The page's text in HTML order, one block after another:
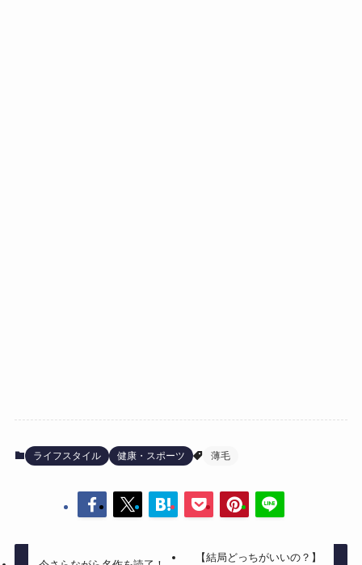
ライフスタイル 健康・スポーツ 薄毛
【結局どっちがいいの？】